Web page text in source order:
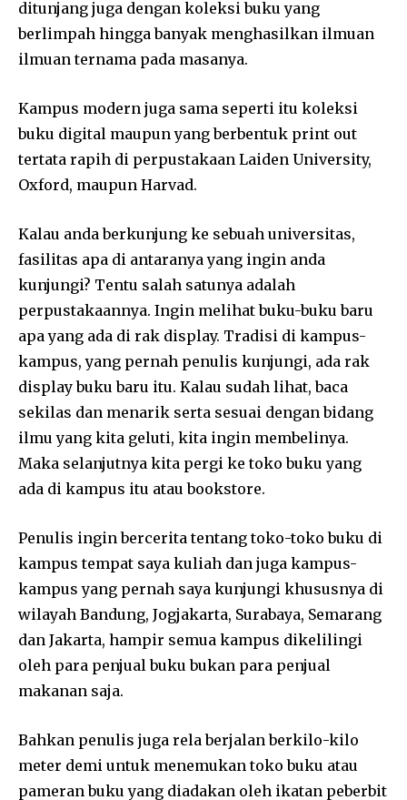
ditunjang juga dengan koleksi buku yang
berlimpah hingga banyak menghasilkan ilmuan
ilmuan ternama pada masanya.
Kampus modern juga sama seperti itu koleksi
buku digital maupun yang berbentuk print out
tertata rapih di perpustakaan Laiden University,
Oxford, maupun Harvad.
Kalau anda berkunjung ke sebuah universitas,
fasilitas apa di antaranya yang ingin anda
kunjungi? Tentu salah satunya adalah
perpustakaannya. Ingin melihat buku-buku baru
apa yang ada di rak display. Tradisi di kampus-
kampus, yang pernah penulis kunjungi, ada rak
display buku baru itu. Kalau sudah lihat, baca
sekilas dan menarik serta sesuai dengan bidang
ilmu yang kita geluti, kita ingin membelinya.
Maka selanjutnya kita pergi ke toko buku yang
ada di kampus itu atau bookstore.
Penulis ingin bercerita tentang toko-toko buku di
kampus tempat saya kuliah dan juga kampus-
kampus yang pernah saya kunjungi khususnya di
wilayah Bandung, Jogjakarta, Surabaya, Semarang
dan Jakarta, hampir semua kampus dikelilingi
oleh para penjual buku bukan para penjual
makanan saja.
Bahkan penulis juga rela berjalan berkilo-kilo
meter demi untuk menemukan toko buku atau
pameran buku yang diadakan oleh ikatan peberbit